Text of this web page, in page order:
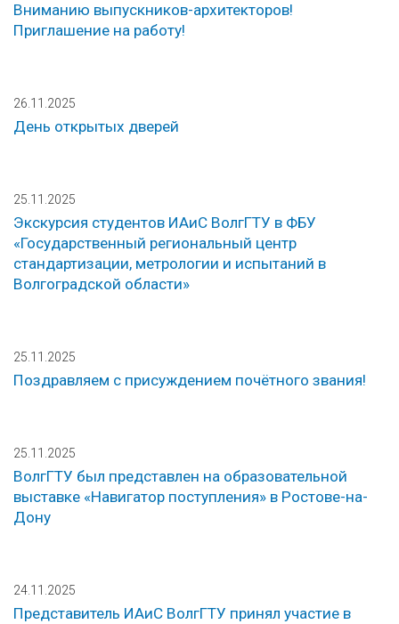
Вниманию выпускников-архитекторов!
Приглашение на работу!
26.11.2025
День открытых дверей
25.11.2025
Экскурсия студентов ИАиС ВолгГТУ в ФБУ
«Государственный региональный центр
стандартизации, метрологии и испытаний в
Волгоградской области»
25.11.2025
Поздравляем с присуждением почётного звания!
25.11.2025
ВолгГТУ был представлен на образовательной
выставке «Навигатор поступления» в Ростове-на-
Дону
24.11.2025
Представитель ИАиС ВолгГТУ принял участие в